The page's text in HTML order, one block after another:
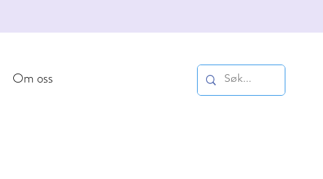
Om oss